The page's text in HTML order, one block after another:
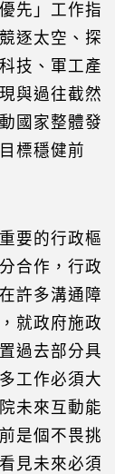
先」工作指
逐太空、探
技、軍工產
與過往截然
國家整體發
標穩健前
要的行政樞
合作，行政
許多溝通障
就政府施政
過去部分具
工作必須大
未來互動能
是個不畏挑
見未來必須